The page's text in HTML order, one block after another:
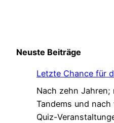
Neuste Beiträge
Letzte Chance für
Nach zehn Jahren;
Tandems und
Quiz-